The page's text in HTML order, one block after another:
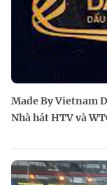
Made By Vietnam
Nhà hát HTV và